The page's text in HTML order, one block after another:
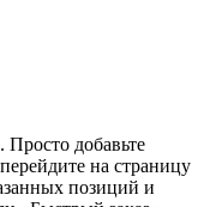
Просто добавьте
на страницу
позиций и